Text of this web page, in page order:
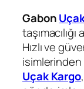
Gabon
Hızlı ve
Uçak Kargo